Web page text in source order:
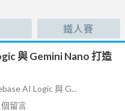
鐵人賽
與 Gemini Nano 打造
AI Logic 與 G...
個留言